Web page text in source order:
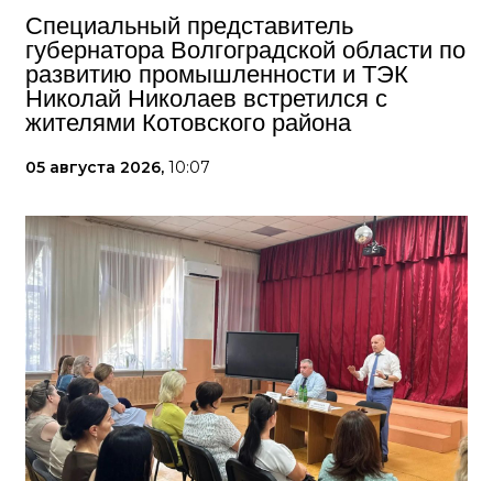
Специальный представитель
губернатора Волгоградской области по
развитию промышленности и ТЭК
Николай Николаев встретился с
жителями Котовского района
05 августа 2026, 10:07